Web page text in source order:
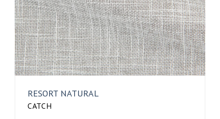
RESORT NATURAL
CATCH